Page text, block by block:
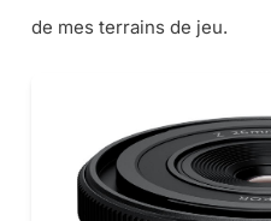
de mes terrains de jeu.